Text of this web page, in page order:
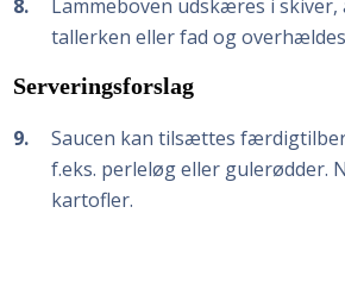
8
Lammeboven udskæres i skiver,
tallerken eller fad og overhældes
Serveringsforslag
9
Saucen kan tilsættes
f.eks. perleløg eller gulerødder.
kartofler.